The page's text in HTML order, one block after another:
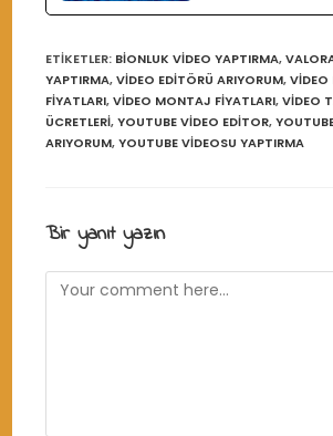
ETIKETLER: BIONLUK VIDEO YAPTIRMA,
YAPTIRMA, VIDEO EDITÖRÜ ARIYORUM, VIDEO
FIYATLARI, VIDEO MONTAJ FIYATLARI, VIDEO
ÜCRETLERI, YOUTUBE VIDEO EDITOR,
ARIYORUM, YOUTUBE VIDEOSU YAPTIRMA
Bir yanıt yazın
Comment